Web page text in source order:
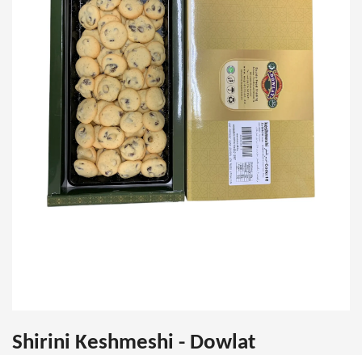
Shirini Keshmeshi - Dowlat